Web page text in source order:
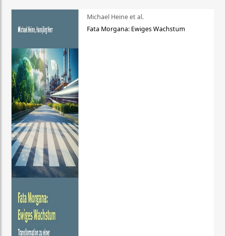
Michael Heine et al.
Fata Morgana: Ewiges Wachstum